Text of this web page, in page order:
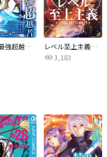
俺だけ最強超越者～全世界のチート師匠に認められた～【単行本】
レベル至上主義【タテヨミ】
3,183